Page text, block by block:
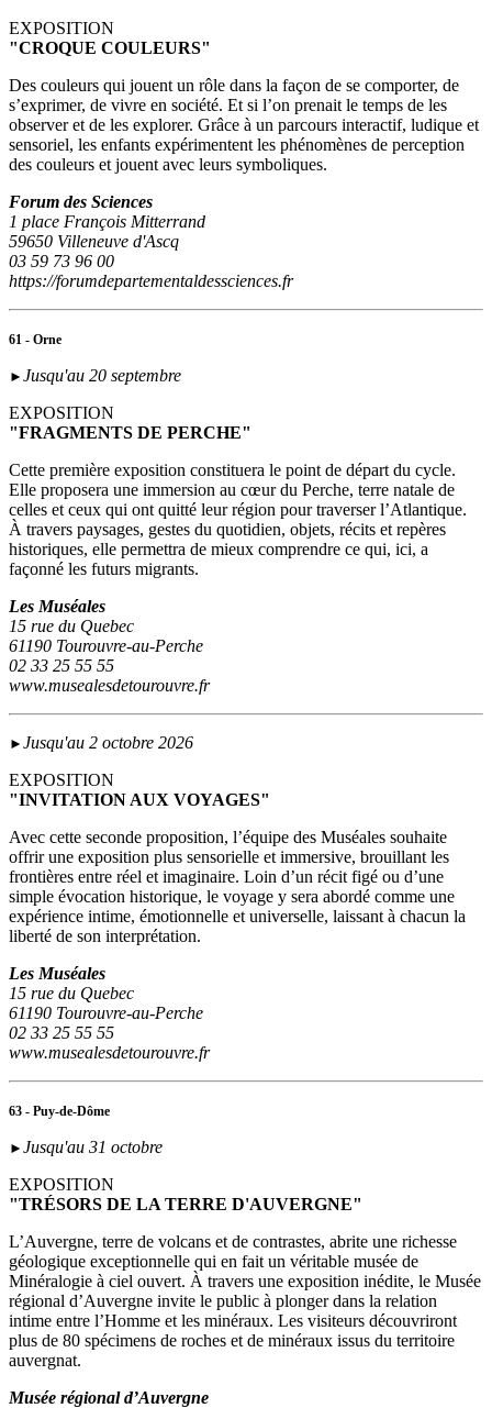
EXPOSITION
"CROQUE COULEURS"
Des couleurs qui jouent un rôle dans la façon de se comporter, de
s’exprimer, de vivre en société. Et si l’on prenait le temps de les
observer et de les explorer. Grâce à un parcours interactif, ludique et
sensoriel, les enfants expérimentent les phénomènes de perception
des couleurs et jouent avec leurs symboliques.
Forum des Sciences
1 place François Mitterrand
59650 Villeneuve d'Ascq
03 59 73 96 00
https://forumdepartementaldessciences.fr
61 - Orne
► Jusqu'au 20 septembre
EXPOSITION
"FRAGMENTS DE PERCHE"
Cette première exposition constituera le point de départ du cycle.
Elle proposera une immersion au cœur du Perche, terre natale de
celles et ceux qui ont quitté leur région pour traverser l’Atlantique.
À travers paysages, gestes du quotidien, objets, récits et repères
historiques, elle permettra de mieux comprendre ce qui, ici, a
façonné les futurs migrants.
Les Muséales
15 rue du Quebec
61190 Tourouvre-au-Perche
02 33 25 55 55
www.musealesdetourouvre.fr
► Jusqu'au 2 octobre 2026
EXPOSITION
"INVITATION AUX VOYAGES"
Avec cette seconde proposition, l’équipe des Muséales souhaite
offrir une exposition plus sensorielle et immersive, brouillant les
frontières entre réel et imaginaire. Loin d’un récit figé ou d’une
simple évocation historique, le voyage y sera abordé comme une
expérience intime, émotionnelle et universelle, laissant à chacun la
liberté de son interprétation.
Les Muséales
15 rue du Quebec
61190 Tourouvre-au-Perche
02 33 25 55 55
www.musealesdetourouvre.fr
63 - Puy-de-Dôme
► Jusqu'au 31 octobre
EXPOSITION
"TRÉSORS DE LA TERRE D'AUVERGNE"
L’Auvergne, terre de volcans et de contrastes, abrite une richesse
géologique exceptionnelle qui en fait un véritable musée de
Minéralogie à ciel ouvert. À travers une exposition inédite, le Musée
régional d’Auvergne invite le public à plonger dans la relation
intime entre l’Homme et les minéraux. Les visiteurs découvriront
plus de 80 spécimens de roches et de minéraux issus du territoire
auvergnat.
Musée régional d’Auvergne